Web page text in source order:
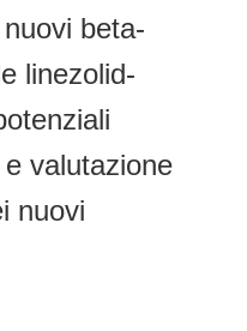
beta-
linezolid-
valutazione
nuovi